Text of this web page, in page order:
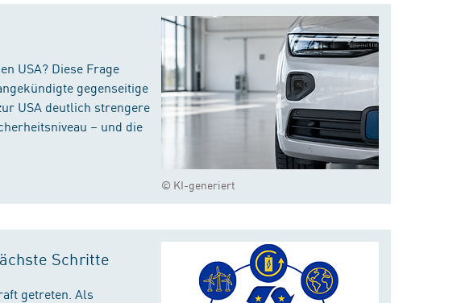
© KI-generiert
USA? Diese Frage
gegenseitige
USA deutlich strengere
– und die
Schritte
getreten. Als